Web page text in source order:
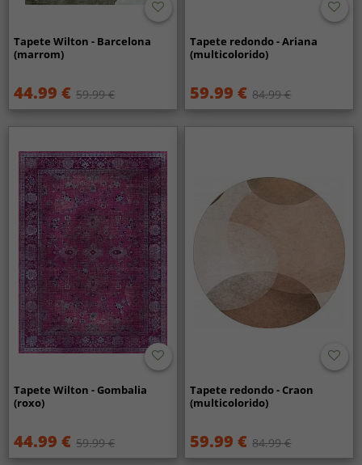
Tapete Wilton - Barcelona
(marrom)
44.99 € 59.99 €
Tapete redondo - Ariana
(multicolorido)
59.99 € 84.99 €
Tapete Wilton - Gombalia
(roxo)
44.99 € 59.99 €
Tapete redondo - Craon
(multicolorido)
59.99 € 84.99 €